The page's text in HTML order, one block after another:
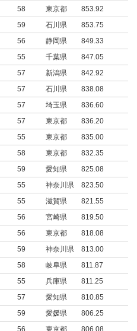
58 東京都
853.92
59 石川県
853.75
56 静岡県
849.33
55 千葉県
847.05
57 新潟県
842.92
57 石川県
838.08
57 埼玉県
836.60
57 東京都
836.20
55 東京都
835.00
58 東京都
832.35
59 愛知県
825.08
55 神奈川県
823.50
55 滋賀県
821.55
56 宮崎県
819.50
56 東京都
818.08
59 神奈川県
813.00
58 岐阜県
811.87
55 兵庫県
811.25
57 愛知県
810.85
59 愛媛県
806.25
56 東京都
806.08